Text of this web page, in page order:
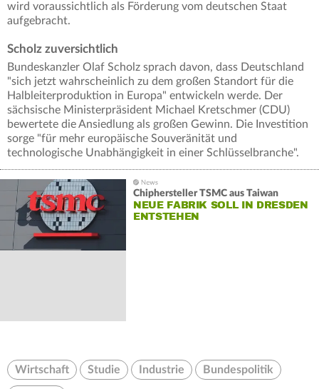
wird voraussichtlich als Förderung vom deutschen Staat
aufgebracht.
Scholz zuversichtlich
Bundeskanzler Olaf Scholz sprach davon, dass Deutschland
"sich jetzt wahrscheinlich zu dem großen Standort für die
Halbleiterproduktion in Europa" entwickeln werde. Der
sächsische Ministerpräsident Michael Kretschmer (CDU)
bewertete die Ansiedlung als großen Gewinn. Die Investition
sorge "für mehr europäische Souveränität und
technologische Unabhängigkeit in einer Schlüsselbranche".
Chiphersteller TSMC aus Taiwan
NEUE FABRIK SOLL IN DRESDEN
ENTSTEHEN
Wirtschaft Studie Industrie Bundespolitik